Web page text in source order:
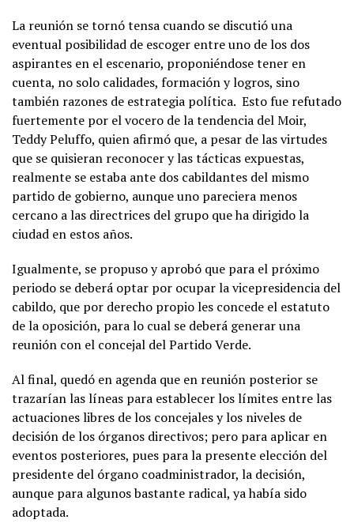
La reunión se tornó tensa cuando se discutió una
eventual posibilidad de escoger entre uno de los dos
aspirantes en el escenario, proponiéndose tener en
cuenta, no solo calidades, formación y logros, sino
también razones de estrategia política. Esto fue refutado
fuertemente por el vocero de la tendencia del Moir,
Teddy Peluffo, quien afirmó que, a pesar de las virtudes
que se quisieran reconocer y las tácticas expuestas,
realmente se estaba ante dos cabildantes del mismo
partido de gobierno, aunque uno pareciera menos
cercano a las directrices del grupo que ha dirigido la
ciudad en estos años.
Igualmente, se propuso y aprobó que para el próximo
periodo se deberá optar por ocupar la vicepresidencia del
cabildo, que por derecho propio les concede el estatuto
de la oposición, para lo cual se deberá generar una
reunión con el concejal del Partido Verde.
Al final, quedó en agenda que en reunión posterior se
trazarían las líneas para establecer los límites entre las
actuaciones libres de los concejales y los niveles de
decisión de los órganos directivos; pero para aplicar en
eventos posteriores, pues para la presente elección del
presidente del órgano coadministrador, la decisión,
aunque para algunos bastante radical, ya había sido
adoptada.